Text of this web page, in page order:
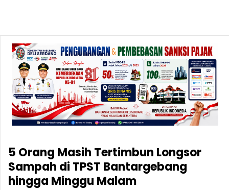
5 Orang Masih Tertimbun Longsor
Sampah di TPST Bantargebang
hingga Minggu Malam